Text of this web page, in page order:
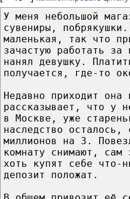
У меня небольшой
сувениры,
маленькая, так что
зачастую работать
нанял девушку.
получается, где-то
Недавно приходит она
рассказывает, что у
в Москве, уже
наследство
миллионов на 3.
комнату снимают, сам
хоть купят себе что-
депозит положат.